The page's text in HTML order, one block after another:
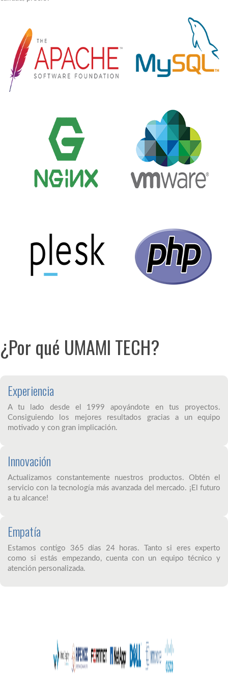
¿Por qué UMAMI TECH?
Experiencia
A tu lado desde el 1999 apoyándote en tus proyectos.
Consiguiendo los mejores resultados gracias a un equipo
motivado y con gran implicación.
Innovación
Actualizamos constantemente nuestros productos. Obtén el
servicio con la tecnología más avanzada del mercado. ¡El futuro
a tu alcance!
Empatía
Estamos contigo 365 días 24 horas. Tanto si eres experto
como si estás empezando, cuenta con un equipo técnico y
atención personalizada.